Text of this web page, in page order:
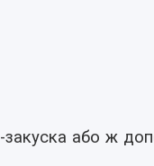
або ж